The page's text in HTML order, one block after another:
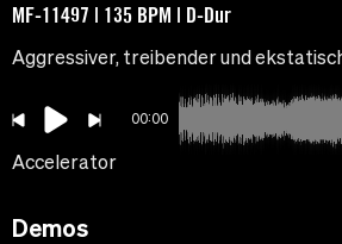
MF-11497 | 135 BPM | D-Dur
Aggressiver, treibender und
00:00
Accelerator
Demos